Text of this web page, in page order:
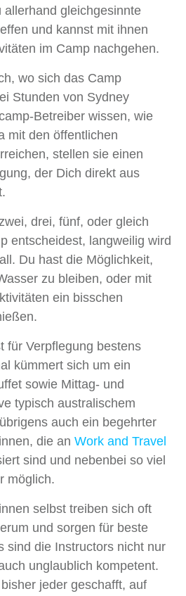
allerhand gleichgesinnte
und kannst mit ihnen
im Camp nachgehen.
wo sich das Camp
Stunden von Sydney
Betreiber wissen, wie
mit den öffentlichen
stellen sie einen
der Dich direkt aus
drei, fünf, oder gleich
entscheidest, langweilig wird
Du hast die Möglichkeit,
zu bleiben, oder mit
ein bisschen
für Verpflegung bestens
kümmert sich um ein
sowie Mittag- und
typisch australischem
auch ein begehrter
die an Work and Travel
sind und nebenbei so viel
möglich.
selbst treiben sich oft
und sorgen für beste
sind die Instructors nicht nur
unglaublich kompetent.
jeder geschafft, auf